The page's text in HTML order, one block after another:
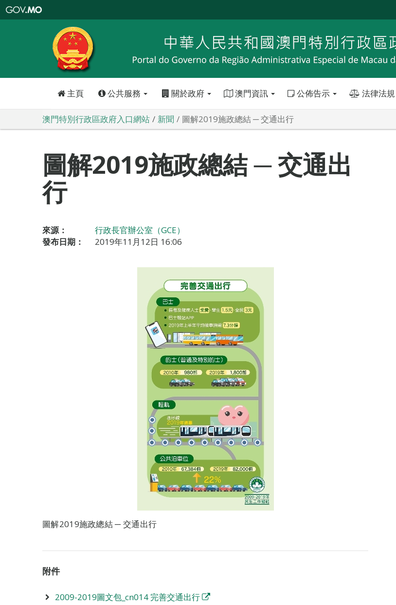
特
政
區
政
口
主頁 公共服務 關於政府 澳門資訊 公佈告示 法律法規
澳門特別行政區政府入口網站 新聞 圖解2019施政總結 ─ 交通出行
圖解2019施政總結 ─ 交通出
行
來源：
行政長官辦公室（GCE）
發布日期：
2019年11月12日 16:06
圖解2019施政總結 ─ 交通出行
附件
2009-2019圖文包_cn014 完善交通出行